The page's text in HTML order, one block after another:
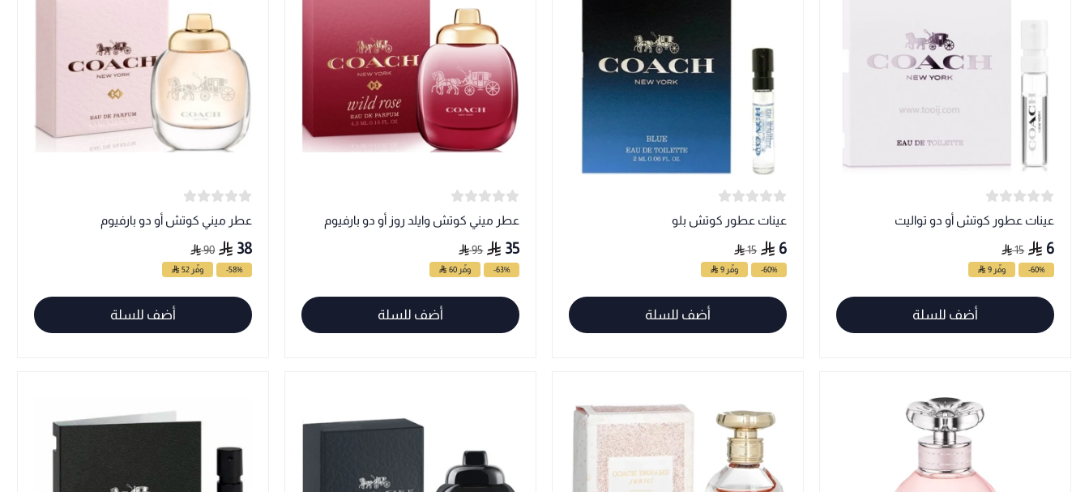
عينات عطور كوتش أو دو تواليت
6
15
-60% وفّر 9
أضف للسلة
عينات عطور كوتش بلو
6
15
-60% وفّر 9
أضف للسلة
عطر ميني كوتش وايلد روز أو دو بارفيوم
35
95
-63% وفّر 60
أضف للسلة
عطر ميني كوتش أو دو بارفيوم
38
90
-58% وفّر 52
أضف للسلة